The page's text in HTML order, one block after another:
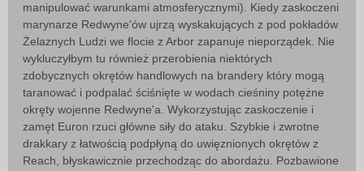
manipulować warunkami atmosferycznymi). Kiedy zaskoczeni
marynarze Redwyne'ów ujrzą wyskakujących z pod pokładów
Żelaznych Ludzi we flocie z Arbor zapanuje nieporządek. Nie
wykluczyłbym tu również przerobienia niektórych
zdobycznych okrętów handlowych na brandery który mogą
taranować i podpalać ściśnięte w wodach cieśniny potężne
okręty wojenne Redwyne'a. Wykorzystując zaskoczenie i
zamęt Euron rzuci główne siły do ataku. Szybkie i zwrotne
drakkary z łatwością podpłyną do uwięznionych okrętów z
Reach, błyskawicznie przechodząc do abordażu. Pozbawione